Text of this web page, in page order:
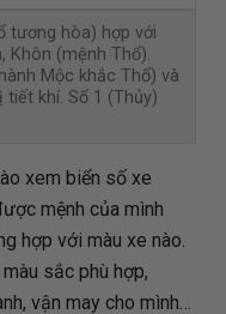
tương hòa) hợp với
Khôn (mệnh Thổ).
Mộc khắc Thổ) và
tiết khí. Số 1 (Thủy)
xem biển số xe
mệnh của mình
hợp với màu xe nào.
sắc phù hợp,
vận may cho mình…